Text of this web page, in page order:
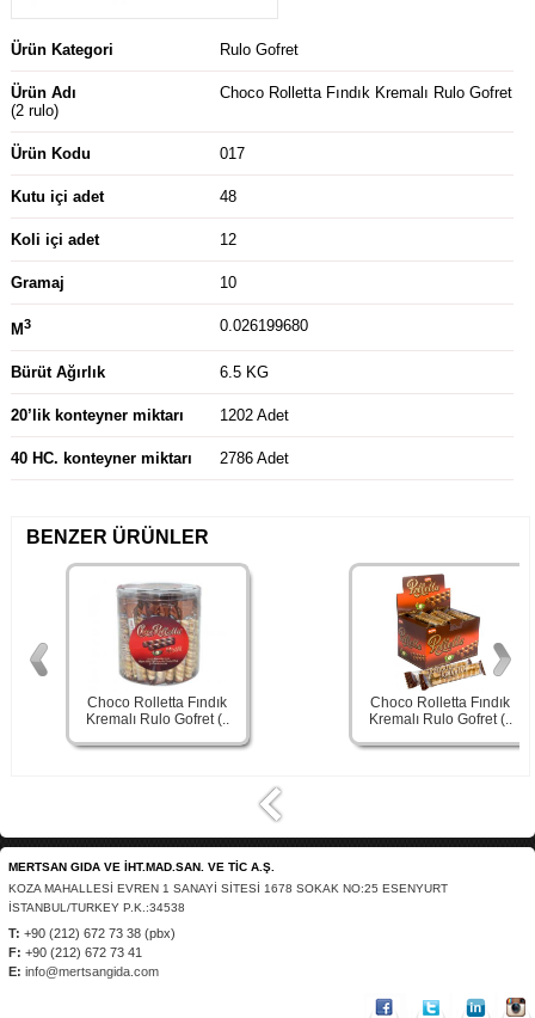
Ürün Kategori Rulo Gofret
Ürün Adı
Choco Rolletta Fındık Kremalı Rulo Gofret
(2 rulo)
Ürün Kodu 017
Kutu içi adet 48
Koli içi adet 12
Gramaj 10
M3 0.026199680
Bürüt Ağırlık 6.5 KG
20’lik konteyner miktarı 1202 Adet
40 HC. konteyner miktarı 2786 Adet
BENZER ÜRÜNLER
Choco Rolletta Fındık
Kremalı Rulo Gofret (..
Choco Rolletta Fındık
Kremalı Rulo Gofret (..
MERTSAN GIDA VE İHT.MAD.SAN. VE TİC A.Ş.
KOZA MAHALLESİ EVREN 1 SANAYİ SİTESİ 1678 SOKAK NO:25 ESENYURT
İSTANBUL/TURKEY P.K.:34538
T: +90 (212) 672 73 38 (pbx)
F: +90 (212) 672 73 41
E: info@mertsangida.com